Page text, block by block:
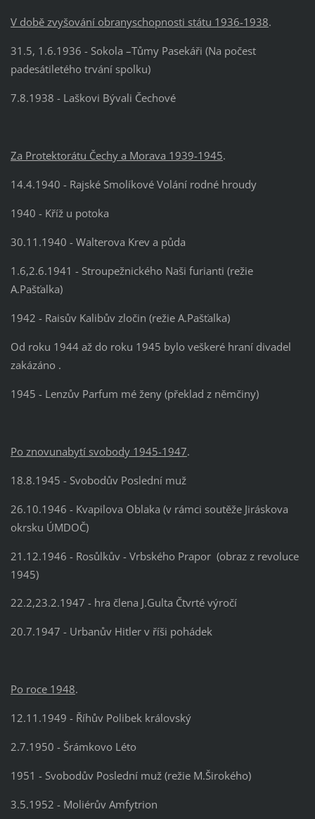
V době zvyšování obranyschopnosti státu 1936-1938.
31.5, 1.6.1936 - Sokola –Tůmy Pasekáři (Na počest
padesátiletého trvání spolku)
7.8.1938 - Laškovi Bývali Čechové
Za Protektorátu Čechy a Morava 1939-1945.
14.4.1940 - Rajské Smolíkové Volání rodné hroudy
1940 - Kříž u potoka
30.11.1940 - Walterova Krev a půda
1.6,2.6.1941 - Stroupežnického Naši furianti (režie
A.Pašťalka)
1942 - Raisův Kalibův zločin (režie A.Pašťalka)
Od roku 1944 až do roku 1945 bylo veškeré hraní divadel
zakázáno .
1945 - Lenzův Parfum mé ženy (překlad z němčiny)
Po znovunabytí svobody 1945-1947.
18.8.1945 - Svobodův Poslední muž
26.10.1946 - Kvapilova Oblaka (v rámci soutěže Jiráskova
okrsku ÚMDOČ)
21.12.1946 - Rosůlkův - Vrbského Prapor (obraz z revoluce
1945)
22.2,23.2.1947 - hra člena J.Gulta Čtvrté výročí
20.7.1947 - Urbanův Hitler v říši pohádek
Po roce 1948.
12.11.1949 - Říhův Polibek královský
2.7.1950 - Šrámkovo Léto
1951 - Svobodův Poslední muž (režie M.Širokého)
3.5.1952 - Moliérův Amfytrion